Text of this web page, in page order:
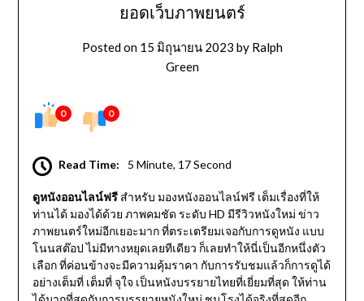
ยอดเว็บภาพยนตร์
Posted on 15 มิถุนายน 2023 by Ralph
Green
0 0
Read Time: 5 Minute, 17 Second
ดูหนังออนไลน์ฟรีสำหรับ มองหนังออนไลน์ฟรี เต็มเรื่องที่ให้
ท่านได้ มองได้ด้วย ภาพคมชัด ระดับ HD มีรีวิวหนังใหม่ ข่าว
ภาพยนตร์ใหม่อีกเยอะมาก ที่ตระเตรียมเจอกับการดูหนัง แบบ
โนนสต๊อป ไม่มีทางหยุดเลยทีเดียว ก็เลยทำให้นี่เป็นอีกหนึ่งตัว
เลือก ที่ค่อนข้างจะมีความคุ้มราคา กับการรับชมแล้วก็การดูได้
อย่างเต็มที่ เต็มที่ จุใจ เป็นหนังบรรยายไทยที่เยี่ยมที่สุด ให้ท่าน